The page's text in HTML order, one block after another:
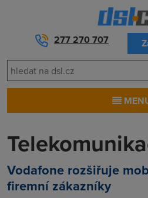
277 270 707
Vodafone rozšiřuje
firemní zákazníky